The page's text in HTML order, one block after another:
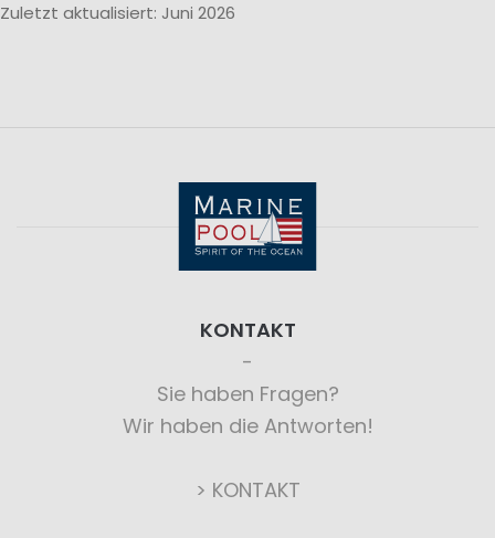
Zuletzt aktualisiert: Juni 2026
KONTAKT
Sie haben Fragen?
Wir haben die Antworten!
> KONTAKT